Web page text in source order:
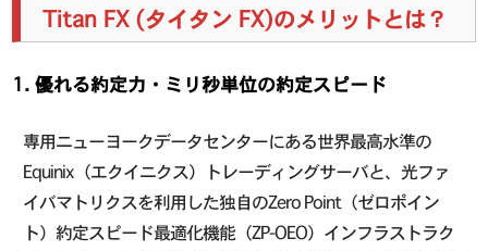
Titan FX (タイタン FX)のメリットとは？
1. 優れる約定力・ミリ秒単位の約定スピード
専用ニューヨークデータセンターにある世界最高水準の
Equinix（エクイニクス）トレーディングサーバと、光ファ
イバマトリクスを利用した独自のZero Point（ゼロポイン
ト）約定スピード最適化機能（ZP-OEO）インフラストラク